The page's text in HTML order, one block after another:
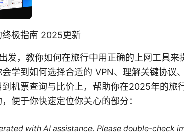
极指南 2025更新
发，教你如何在旅行中用正确的上网工具来
学到如何选择合适的 VPN、理解关键协议
机票查询与比价上，帮助你在2025年的旅
便于你快速定位你关心的部分：
with AI assistance. Please double-check